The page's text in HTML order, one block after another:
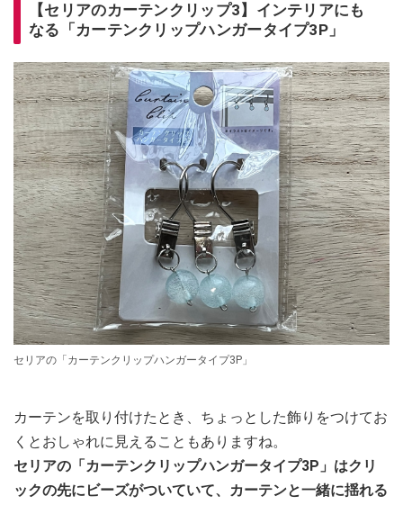
【セリアのカーテンクリップ3】インテリアにも
なる「カーテンクリップハンガータイプ3P」
セリアの「カーテンクリップハンガータイプ3P」
カーテンを取り付けたとき、ちょっとした飾りをつけてお
くとおしゃれに見えることもありますね。
セリアの「カーテンクリップハンガータイプ3P」はクリ
ックの先にビーズがついていて、カーテンと一緒に揺れる